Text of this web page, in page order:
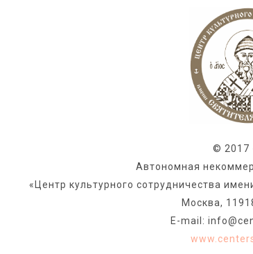
© 2017
Автономная
«Центр культурного сотрудничества
Москва,
E-mail: